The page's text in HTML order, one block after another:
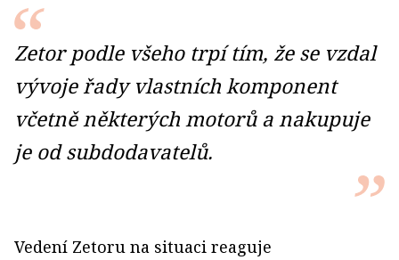
Zetor podle všeho trpí tím, že se vzdal
vývoje řady vlastních komponent
včetně některých motorů a nakupuje
je od subdodavatelů.
Vedení Zetoru na situaci reaguje